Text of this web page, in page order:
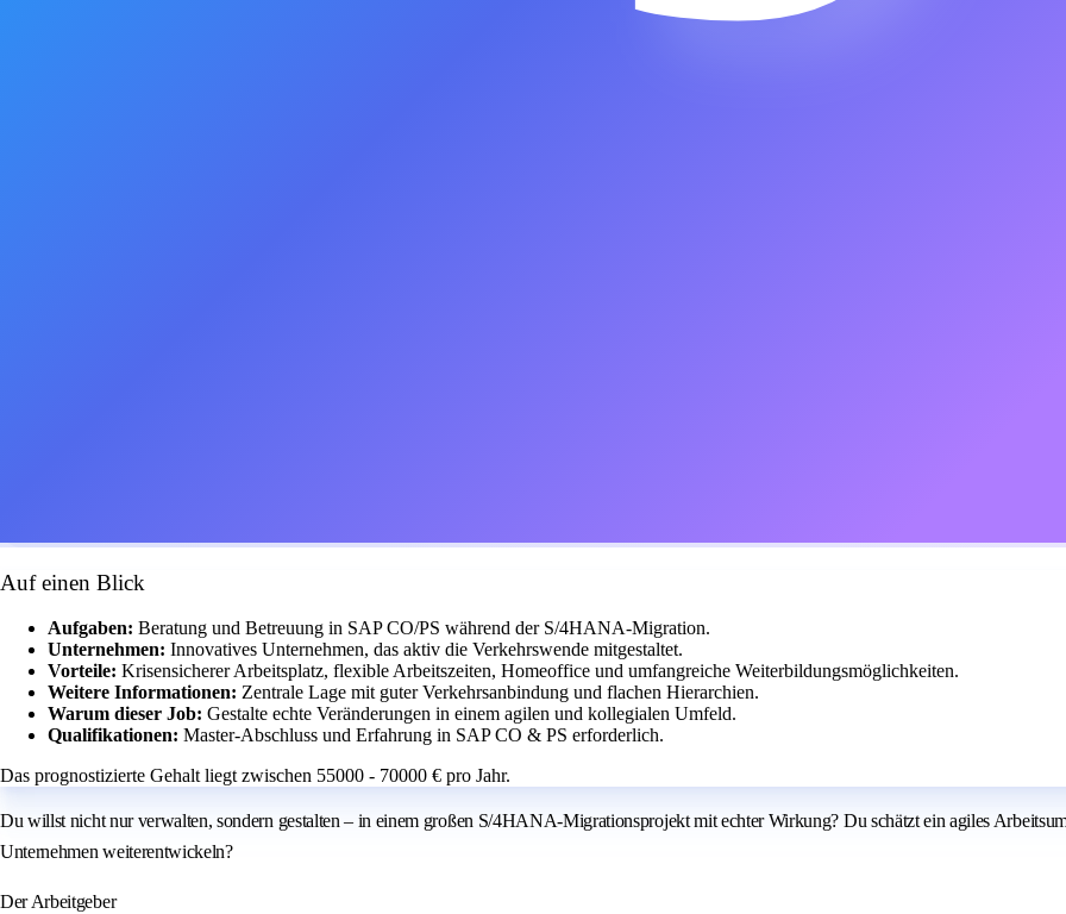
Auf einen Blick
Aufgaben: Beratung und Betreuung in SAP CO/PS während der S/4HANA-Migration.
Unternehmen: Innovatives Unternehmen, das aktiv die Verkehrswende mitgestaltet.
Vorteile: Krisensicherer Arbeitsplatz, flexible Arbeitszeiten, Homeoffice und umfangreiche Weiterbildungsmöglichkeiten.
Weitere Informationen: Zentrale Lage mit guter Verkehrsanbindung und flachen Hierarchien.
Warum dieser Job: Gestalte echte Veränderungen in einem agilen und kollegialen Umfeld.
Qualifikationen: Master-Abschluss und Erfahrung in SAP CO & PS erforderlich.
Das prognostizierte Gehalt liegt zwischen 55000 - 70000 € pro Jahr.
Du willst nicht nur verwalten, sondern gestalten – in einem großen S/4HANA-Migrationsprojekt mit echter Wirkung? Du schätzt ein agiles
Unternehmen weiterentwickeln?
Der Arbeitgeber